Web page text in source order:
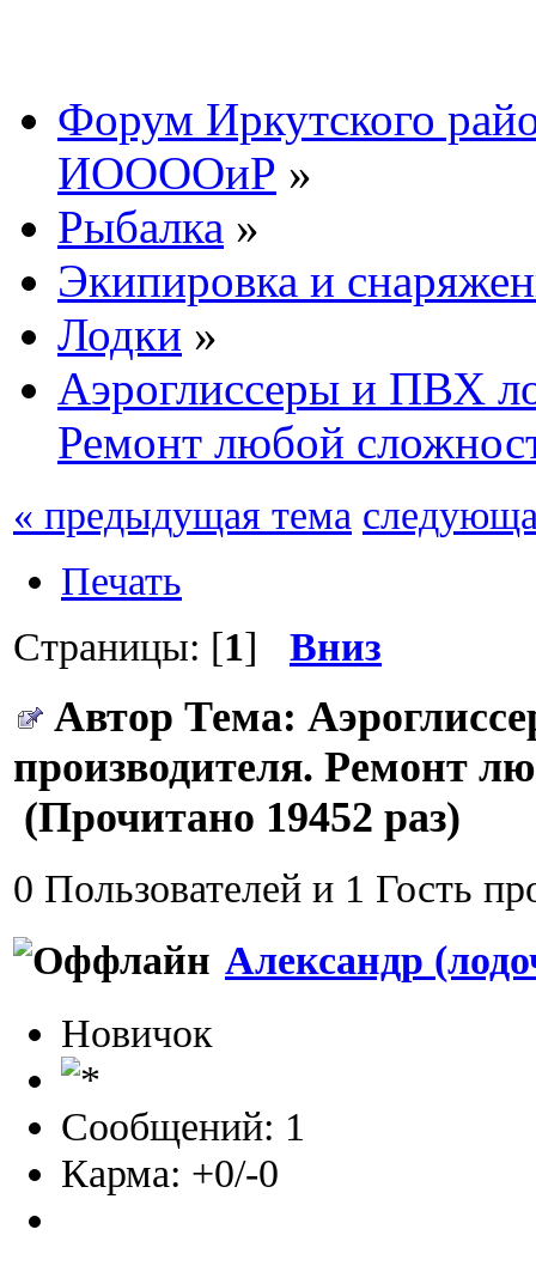
Форум Иркутского
ИООООиР »
Рыбалка »
Экипировка и
Лодки »
Аэроглиссеры и ПВХ
Ремонт любой
« предыдущая тема
Печать
Страницы: [1] Вниз
Автор Тема:
производителя. Ремонт
(Прочитано 19452 раз)
0 Пользователей и 1 Гость
Александр
Новичок
Сообщений: 1
Карма: +0/-0